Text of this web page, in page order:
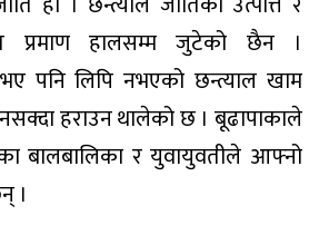
प्रमाण हालसम्म जुटेको छैन ।
भए पनि लिपि नभएको छन्त्याल खाम
हराउन थालेको छ । बूढापाकाले
बालबालिका र युवायुवतीले आफ्नो
।